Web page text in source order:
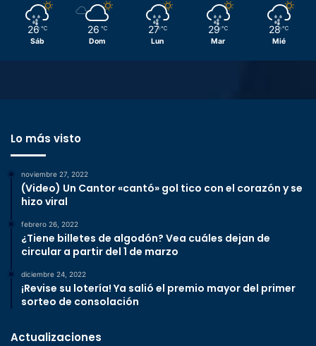
26 ℃
Sáb
26 ℃
Dom
27 ℃
Lun
29 ℃
Mar
28 ℃
Mié
Lo más visto
noviembre 27, 2022
(Video) Un Cantor «cantó» gol tico con el corazón y se
hizo viral
febrero 26, 2022
¿Tiene billetes de algodón? Vea cuáles dejan de
circular a partir del 1 de marzo
diciembre 24, 2022
¡Revise su lotería! Ya salió el premio mayor del primer
sorteo de consolación
Actualizaciones